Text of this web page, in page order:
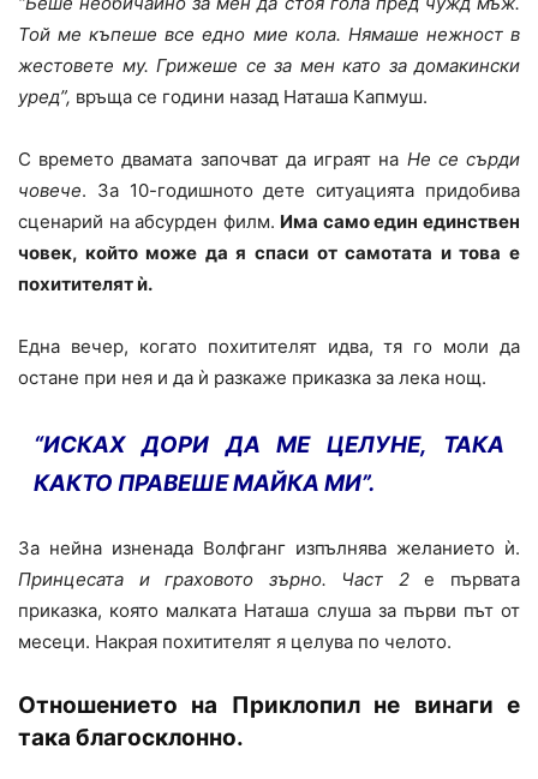
Той ме къпеше все едно мие кола. Нямаше нежност в
жестовете му. Грижеше се за мен като за домакински
уред”, връща се години назад Наташа Капмуш.
С времето двамата започват да играят на Не се сърди
човече. За 10-годишното дете ситуацията придобива
сценарий на абсурден филм. Има само един единствен
човек, който може да я спаси от самотата и това е
похитителят ѝ.
Една вечер, когато похитителят идва, тя го моли да
остане при нея и да ѝ разкаже приказка за лека нощ.
“ИСКАХ ДОРИ ДА МЕ ЦЕЛУНЕ, ТАКА
КАКТО ПРАВЕШЕ МАЙКА МИ”.
За нейна изненада Волфганг изпълнява желанието ѝ.
Принцесата и граховото зърно. Част 2е първата
приказка, която малката Наташа слуша за първи път от
месеци. Накрая похитителят я целува по челото.
Отношението на Приклопил не винаги е
така благосклонно.